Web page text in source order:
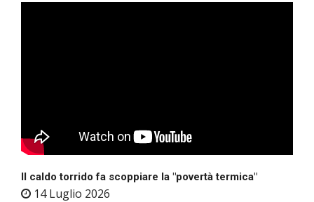
Il caldo torrido fa scoppiare la "povertà termica"
14 Luglio 2026